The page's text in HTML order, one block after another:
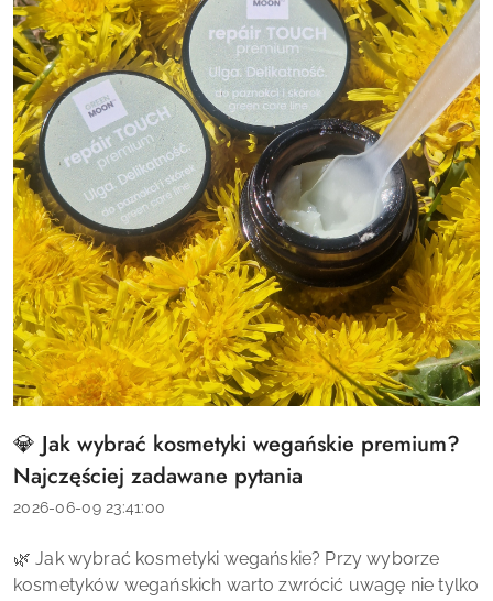
Tytuł
artykułu:
💎 Jak wybrać kosmetyki wegańskie premium?
Najczęściej zadawane pytania
Data
2026-06-09 23:41:00
Treść
artykułu:
🌿 Jak wybrać kosmetyki wegańskie? Przy wyborze
kosmetyków wegańskich warto zwrócić uwagę nie tylko